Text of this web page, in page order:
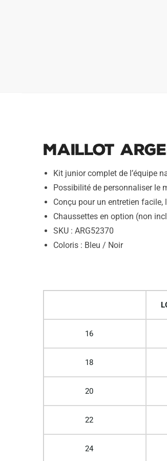
Maillot
Kit junior complet de l’équipe
Possibilité de personnaliser le
Conçu pour un entretien facile,
Chaussettes en option (non
SKU : ARG52370
Coloris : Bleu / Noir
16
18
20
22
24